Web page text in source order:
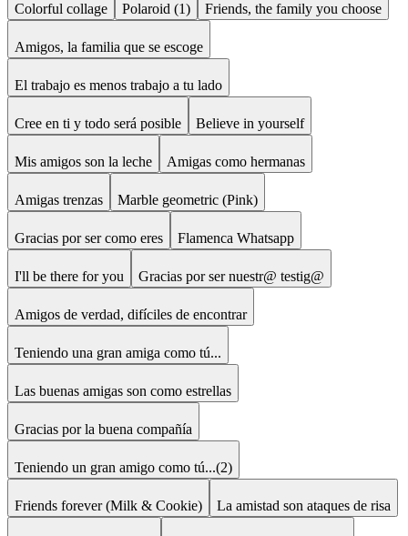
Colorful collage Polaroid (1) Friends, the family you choose
Amigos, la familia que se escoge
El trabajo es menos trabajo a tu lado
Cree en ti y todo será posible Believe in yourself
Mis amigos son la leche Amigas como hermanas
Amigas trenzas Marble geometric (Pink)
Gracias por ser como eres Flamenca Whatsapp
I'll be there for you Gracias por ser nuestr@ testig@
Amigos de verdad, difíciles de encontrar
Teniendo una gran amiga como tú...
Las buenas amigas son como estrellas
Gracias por la buena compañía
Teniendo un gran amigo como tú...(2)
Friends forever (Milk & Cookie) La amistad son ataques de risa